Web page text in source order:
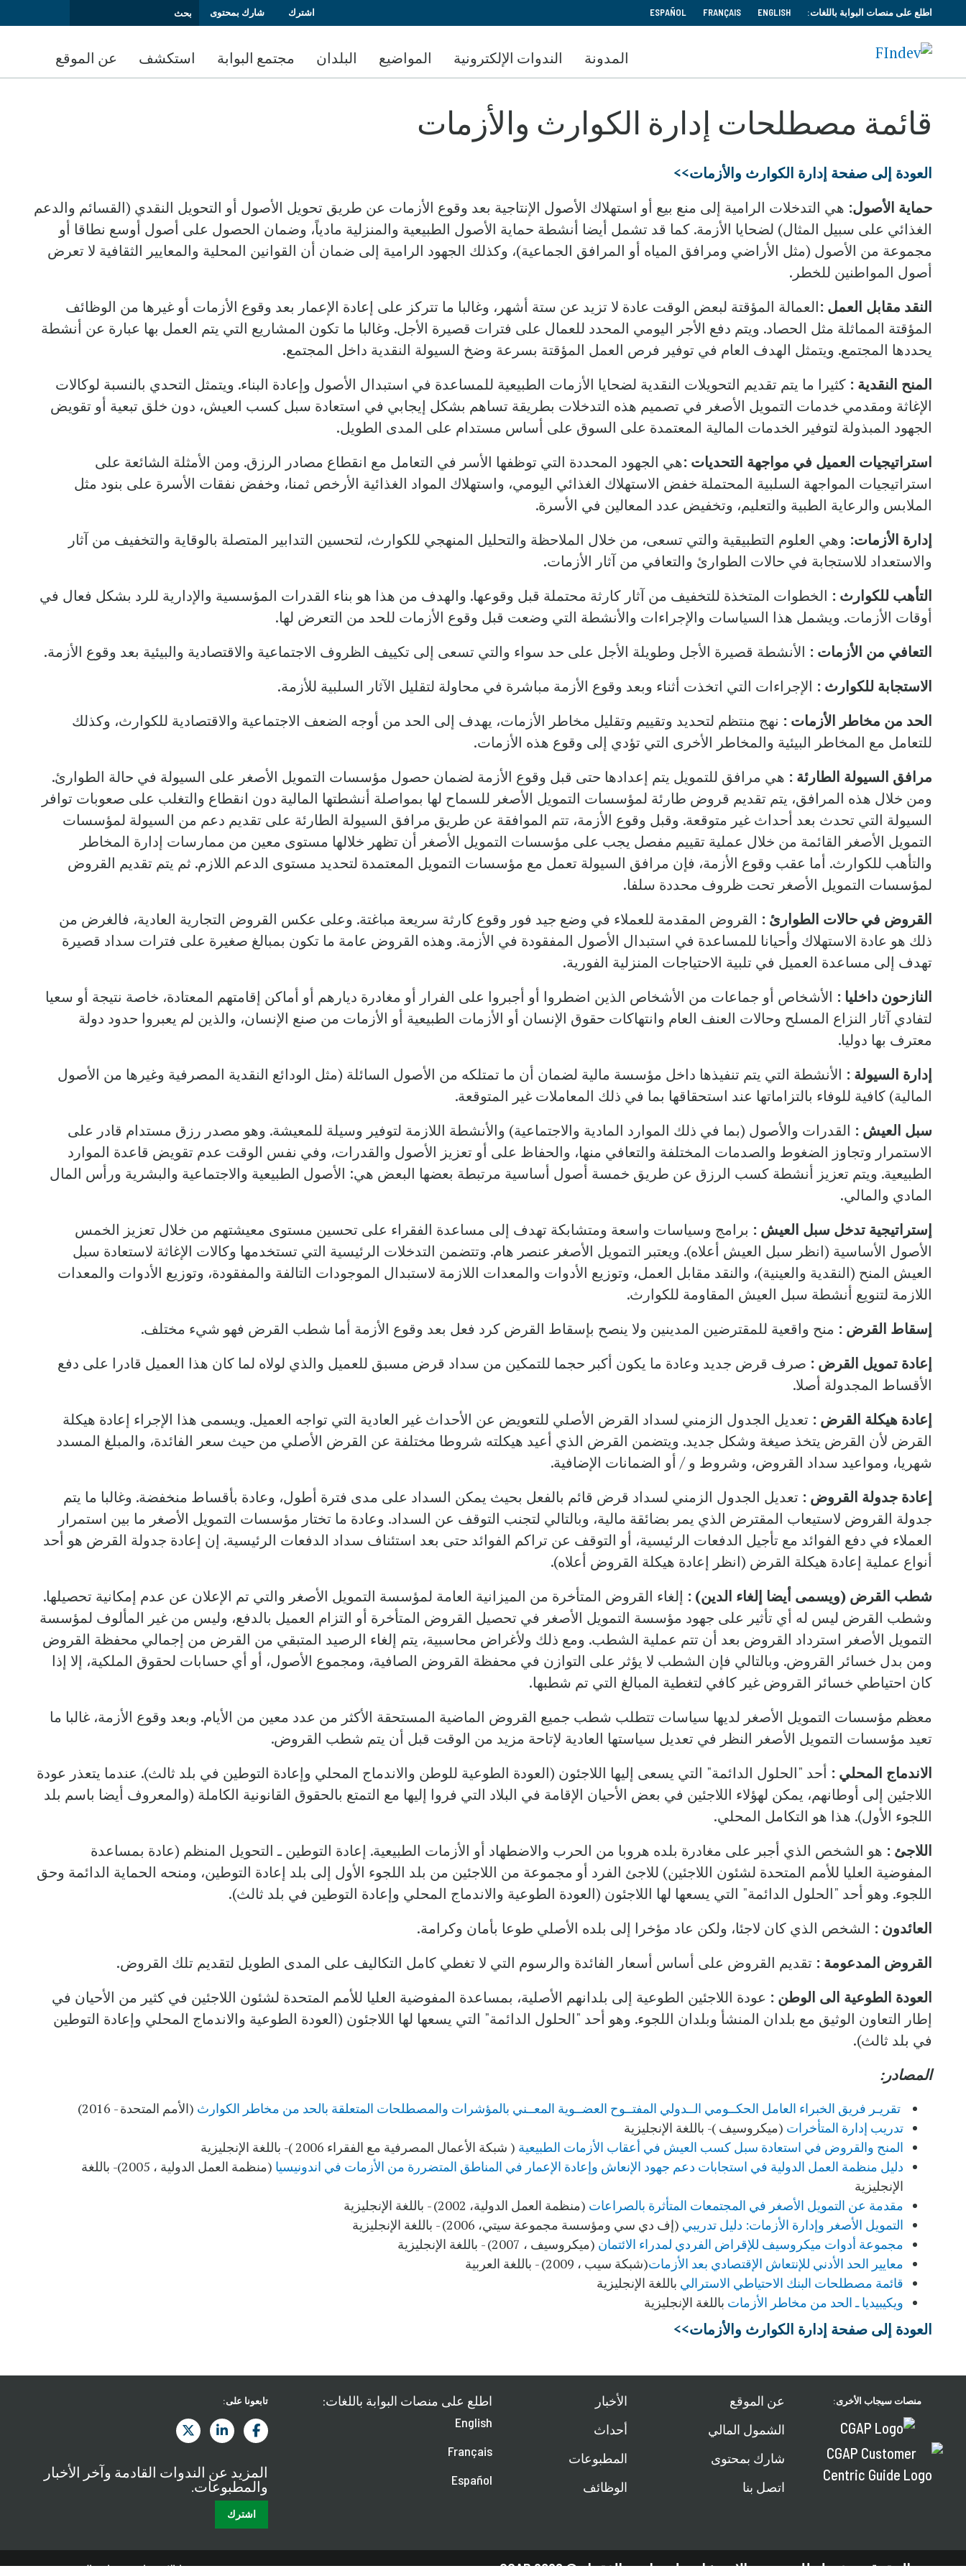
إلى
الرئيسي
اطلع على منصات البوابة باللغات: ENGLISH
FRANÇAIS
ESPAÑOL اشترك شارك بمحتوى
المدونة الندوات الإلكترونية المواضيع البلدان مجتمع البوابة استكشف عن الموقع
قائمة مصطلحات إدارة الكوارث والأزمات
العودة إلى صفحة إدارة الكوارث والأزمات>>
حماية الأصول: هي التدخلات الرامية إلى منع بيع أو استهلاك الأصول الإنتاجية بعد وقوع الأزمات عن طريق تحويل الأصول أو التحويل النقدي (القسائم والدعم
الغذائي على سبيل المثال) لضحايا الأزمة. كما قد تشمل أيضا أنشطة حماية الأصول الطبيعية والمنزلية مادياً، وضمان الحصول على أصول أوسع نطاقا أو
مجموعة من الأصول (مثل الأراضي ومرافق المياه أو المرافق الجماعية)، وكذلك الجهود الرامية إلى ضمان أن القوانين المحلية والمعايير الثقافية لا تعرض
أصول المواطنين للخطر.
النقد مقابل العمل :العمالة المؤقتة لبعض الوقت عادة لا تزيد عن ستة أشهر، وغالبا ما تتركز على إعادة الإعمار بعد وقوع الأزمات أو غيرها من الوظائف
المؤقتة المماثلة مثل الحصاد. ويتم دفع الأجر اليومي المحدد للعمال على فترات قصيرة الأجل. وغالبا ما تكون المشاريع التي يتم العمل بها عبارة عن أنشطة
يحددها المجتمع. ويتمثل الهدف العام في توفير فرص العمل المؤقتة بسرعة وضخ السيولة النقدية داخل المجتمع.
المنح النقدية : كثيرا ما يتم تقديم التحويلات النقدية لضحايا الأزمات الطبيعية للمساعدة في استبدال الأصول وإعادة البناء. ويتمثل التحدي بالنسبة لوكالات
الإغاثة ومقدمي خدمات التمويل الأصغر في تصميم هذه التدخلات بطريقة تساهم بشكل إيجابي في استعادة سبل كسب العيش، دون خلق تبعية أو تقويض
الجهود المبذولة لتوفير الخدمات المالية المعتمدة على السوق على أساس مستدام على المدى الطويل.
استراتيجيات العميل في مواجهة التحديات :هي الجهود المحددة التي توظفها الأسر في التعامل مع انقطاع مصادر الرزق. ومن الأمثلة الشائعة على
استراتيجيات المواجهة السلبية المحتملة خفض الاستهلاك الغذائي اليومي، واستهلاك المواد الغذائية الأرخص ثمنا، وخفض نفقات الأسرة على بنود مثل
الملابس والرعاية الطبية والتعليم، وتخفيض عدد المعالين في الأسرة.
إدارة الأزمات: وهي العلوم التطبيقية والتي تسعى، من خلال الملاحظة والتحليل المنهجي للكوارث، لتحسين التدابير المتصلة بالوقاية والتخفيف من آثار
والاستعداد للاستجابة في حالات الطوارئ والتعافي من آثار الأزمات.
التأهب للكوارث : الخطوات المتخذة للتخفيف من آثار كارثة محتملة قبل وقوعها. والهدف من هذا هو بناء القدرات المؤسسية والإدارية للرد بشكل فعال في
أوقات الأزمات. ويشمل هذا السياسات والإجراءات والأنشطة التي وضعت قبل وقوع الأزمات للحد من التعرض لها.
التعافي من الأزمات : الأنشطة قصيرة الأجل وطويلة الأجل على حد سواء والتي تسعى إلى تكييف الظروف الاجتماعية والاقتصادية والبيئية بعد وقوع الأزمة.
الاستجابة للكوارث : الإجراءات التي اتخذت أثناء وبعد وقوع الأزمة مباشرة في محاولة لتقليل الآثار السلبية للأزمة.
الحد من مخاطر الأزمات : نهج منتظم لتحديد وتقييم وتقليل مخاطر الأزمات، يهدف إلى الحد من أوجه الضعف الاجتماعية والاقتصادية للكوارث، وكذلك
للتعامل مع المخاطر البيئية والمخاطر الأخرى التي تؤدي إلى وقوع هذه الأزمات.
مرافق السيولة الطارئة : هي مرافق للتمويل يتم إعدادها حتى قبل وقوع الأزمة لضمان حصول مؤسسات التمويل الأصغر على السيولة في حالة الطوارئ.
ومن خلال هذه المرافق، يتم تقديم قروض طارئة لمؤسسات التمويل الأصغر للسماح لها بمواصلة أنشطتها المالية دون انقطاع والتغلب على صعوبات توافر
السيولة التي تحدث بعد أحداث غير متوقعة. وقبل وقوع الأزمة، تتم الموافقة عن طريق مرافق السيولة الطارئة على تقديم دعم من السيولة لمؤسسات
التمويل الأصغر القائمة من خلال عملية تقييم مفصل يجب على مؤسسات التمويل الأصغر أن تظهر خلالها مستوى معين من ممارسات إدارة المخاطر
والتأهب للكوارث. أما عقب وقوع الأزمة، فإن مرافق السيولة تعمل مع مؤسسات التمويل المعتمدة لتحديد مستوى الدعم اللازم. ثم يتم تقديم القروض
لمؤسسات التمويل الأصغر تحت ظروف محددة سلفا.
القروض في حالات الطوارئ : القروض المقدمة للعملاء في وضع جيد فور وقوع كارثة سريعة مباغتة. وعلى عكس القروض التجارية العادية، فالغرض من
ذلك هو عادة الاستهلاك وأحيانا للمساعدة في استبدال الأصول المفقودة في الأزمة. وهذه القروض عامة ما تكون بمبالغ صغيرة على فترات سداد قصيرة
تهدف إلى مساعدة العميل في تلبية الاحتياجات المنزلية الفورية.
النازحون داخليا : الأشخاص أو جماعات من الأشخاص الذين اضطروا أو أجبروا على الفرار أو مغادرة ديارهم أو أماكن إقامتهم المعتادة، خاصة نتيجة أو سعيا
لتفادي آثار النزاع المسلح وحالات العنف العام وانتهاكات حقوق الإنسان أو الأزمات الطبيعية أو الأزمات من صنع الإنسان، والذين لم يعبروا حدود دولة
معترف بها دوليا.
إدارة السيولة : الأنشطة التي يتم تنفيذها داخل مؤسسة مالية لضمان أن ما تمتلكه من الأصول السائلة (مثل الودائع النقدية المصرفية وغيرها من الأصول
المالية) كافية للوفاء بالتزاماتها عند استحقاقها بما في ذلك المعاملات غير المتوقعة.
سبل العيش : القدرات والأصول (بما في ذلك الموارد المادية والاجتماعية) والأنشطة اللازمة لتوفير وسيلة للمعيشة. وهو مصدر رزق مستدام قادر على
الاستمرار وتجاوز الضغوط والصدمات المختلفة والتعافي منها، والحفاظ على أو تعزيز الأصول والقدرات، وفي نفس الوقت عدم تقويض قاعدة الموارد
الطبيعية. ويتم تعزيز أنشطة كسب الرزق عن طريق خمسة أصول أساسية مرتبطة بعضها البعض هي: الأصول الطبيعية والاجتماعية والبشرية ورأس المال
المادي والمالي.
إستراتيجية تدخل سبل العيش : برامج وسياسات واسعة ومتشابكة تهدف إلى مساعدة الفقراء على تحسين مستوى معيشتهم من خلال تعزيز الخمس
الأصول الأساسية (انظر سبل العيش أعلاه). ويعتبر التمويل الأصغر عنصر هام. وتتضمن التدخلات الرئيسية التي تستخدمها وكالات الإغاثة لاستعادة سبل
العيش المنح (النقدية والعينية)، والنقد مقابل العمل، وتوزيع الأدوات والمعدات اللازمة لاستبدال الموجودات التالفة والمفقودة، وتوزيع الأدوات والمعدات
اللازمة لتنويع أنشطة سبل العيش المقاومة للكوارث.
إسقاط القرض : منح واقعية للمقترضين المدينين ولا ينصح بإسقاط القرض كرد فعل بعد وقوع الأزمة أما شطب القرض فهو شيء مختلف.
إعادة تمويل القرض : صرف قرض جديد وعادة ما يكون أكبر حجما للتمكين من سداد قرض مسبق للعميل والذي لولاه لما كان هذا العميل قادرا على دفع
الأقساط المجدولة أصلا.
إعادة هيكلة القرض : تعديل الجدول الزمني لسداد القرض الأصلي للتعويض عن الأحداث غير العادية التي تواجه العميل. ويسمى هذا الإجراء إعادة هيكلة
القرض لأن القرض يتخذ صيغة وشكل جديد. ويتضمن القرض الذي أعيد هيكلته شروطا مختلفة عن القرض الأصلي من حيث سعر الفائدة، والمبلغ المسدد
شهريا، ومواعيد سداد القروض، وشروط و / أو الضمانات الإضافية.
إعادة جدولة القروض : تعديل الجدول الزمني لسداد قرض قائم بالفعل بحيث يمكن السداد على مدى فترة أطول، وعادة بأقساط منخفضة. وغالبا ما يتم
جدولة القروض لاستيعاب المقترض الذي يمر بضائقة مالية، وبالتالي لتجنب التوقف عن السداد. وعادة ما تختار مؤسسات التمويل الأصغر ما بين استمرار
العملاء في دفع الفوائد مع تأجيل الدفعات الرئيسية، أو التوقف عن تراكم الفوائد حتى بعد استئناف سداد الدفعات الرئيسية. إن إعادة جدولة القرض هو أحد
أنواع عملية إعادة هيكلة القرض (انظر إعادة هيكلة القروض أعلاه).
شطب القرض (ويسمى أيضا إلغاء الدين) : إلغاء القروض المتأخرة من الميزانية العامة لمؤسسة التمويل الأصغر والتي تم الإعلان عن عدم إمكانية تحصيلها.
وشطب القرض ليس له أي تأثير على جهود مؤسسة التمويل الأصغر في تحصيل القروض المتأخرة أو التزام العميل بالدفع، وليس من غير المألوف لمؤسسة
التمويل الأصغر استرداد القروض بعد أن تتم عملية الشطب. ومع ذلك ولأغراض محاسبية، يتم إلغاء الرصيد المتبقي من القرض من إجمالي محفظة القروض
ومن بدل خسائر القروض. وبالتالي فإن الشطب لا يؤثر على التوازن في محفظة القروض الصافية، ومجموع الأصول، أو أي حسابات لحقوق الملكية، إلا إذا
كان احتياطي خسائر القروض غير كافي لتغطية المبالغ التي تم شطبها.
معظم مؤسسات التمويل الأصغر لديها سياسات تتطلب شطب جميع القروض الماضية المستحقة الأكثر من عدد معين من الأيام. وبعد وقوع الأزمة، غالبا ما
تعيد مؤسسات التمويل الأصغر النظر في تعديل سياستها العادية لإتاحة مزيد من الوقت قبل أن يتم شطب القروض.
الاندماج المحلي : أحد "الحلول الدائمة" التي يسعى إليها اللاجئون (العودة الطوعية للوطن والاندماج المحلي وإعادة التوطين في بلد ثالث). عندما يتعذر عودة
اللاجئين إلى أوطانهم، يمكن لهؤلاء اللاجئين في بعض الأحيان الإقامة في البلاد التي فروا إليها مع التمتع بالحقوق القانونية الكاملة (والمعروف أيضا باسم بلد
اللجوء الأول). هذا هو التكامل المحلي.
اللاجئ : هو الشخص الذي أجبر على مغادرة بلده هروبا من الحرب والاضطهاد أو الأزمات الطبيعية. إعادة التوطين ـ التحويل المنظم (عادة بمساعدة
المفوضية العليا للأمم المتحدة لشئون اللاجئين) للاجئ الفرد أو مجموعة من اللاجئين من بلد اللجوء الأول إلى بلد إعادة التوطين، ومنحه الحماية الدائمة وحق
اللجوء. وهو أحد "الحلول الدائمة" التي يسعها لها اللاجئون (العودة الطوعية والاندماج المحلي وإعادة التوطين في بلد ثالث).
العائدون : الشخص الذي كان لاجئا، ولكن عاد مؤخرا إلى بلده الأصلي طوعا بأمان وكرامة.
القروض المدعومة : تقديم القروض على أساس أسعار الفائدة والرسوم التي لا تغطي كامل التكاليف على المدى الطويل لتقديم تلك القروض.
العودة الطوعية الى الوطن : عودة اللاجئين الطوعية إلى بلدانهم الأصلية، بمساعدة المفوضية العليا للأمم المتحدة لشئون اللاجئين في كثير من الأحيان في
إطار التعاون الوثيق مع بلدان المنشأ وبلدان اللجوء. وهو أحد "الحلول الدائمة" التي يسعها لها اللاجئون (العودة الطوعية والاندماج المحلي وإعادة التوطين
في بلد ثالث).
المصادر:
تقريـر فريق الخبراء العامل الحكــومي الــدولي المفتــوح العضــوية المعــني بالمؤشرات والمصطلحات المتعلقة بالحد من مخاطر الكوارث (الأمم المتحدة - 2016)
تدريب إدارة المتأخرات (ميكروسيف )- باللغة الإنجليزية
المنح والقروض في استعادة سبل كسب العيش في أعقاب الأزمات الطبيعية ( شبكة الأعمال المصرفية مع الفقراء 2006 )- باللغة الإنجليزية
دليل منظمة العمل الدولية في استجابات دعم جهود الإنعاش وإعادة الإعمار في المناطق المتضررة من الأزمات في اندونيسيا
(منظمة العمل الدولية ، 2005)- باللغة
الإنجليزية
مقدمة عن التمويل الأصغر في المجتمعات المتأثرة بالصراعات (منظمة العمل الدولية، 2002) - باللغة الإنجليزية
التمويل الأصغر وإدارة الأزمات: دليل تدريبي (إف دي سي ومؤسسة مجموعة سيتي، 2006) - باللغة الإنجليزية
مجموعة أدوات ميكروسيف للإقراض الفردي لمدراء الائتمان (ميكروسيف ، 2007) - باللغة الإنجليزية
معايير الحد الأدني للإنتعاش الإقتصادي بعد الأزمات(شبكة سيب ، 2009) - باللغة العربية
قائمة مصطلحات البنك الاحتياطي الاسترالي باللغة الإنجليزية
ويكيبيديا ـ الحد من مخاطر الأزمات باللغة الإنجليزية
العودة إلى صفحة إدارة الكوارث والأزمات>>
منصات سيجاب الأخرى:
عن الموقع
الشمول المالي
شارك بمحتوى
اتصل بنا
الأخبار
أحداث
المطبوعات
الوظائف
اطلع على منصات البوابة باللغات:
English
Français
Español
تابعونا على:
المزيد عن الندوات القادمة وآخر الأخبار
والمطبوعات.
اشترك
جميع الحقوق محفوظة للمجموعة الاستشارية لمساعدة الفقراء © 2026 CGAP. شروط الاستخدام سياسة الخصوصية